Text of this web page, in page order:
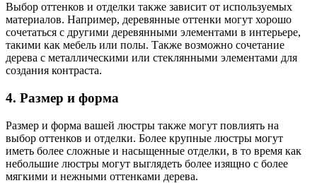
Выбор оттенков и отделки также зависит от используемых
материалов. Например, деревянные оттенки могут хорошо
сочетаться с другими деревянными элементами в интерьере,
такими как мебель или полы. Также возможно сочетание
дерева с металлическими или стеклянными элементами для
создания контраста.
4. Размер и форма
Размер и форма вашей люстры также могут повлиять на
выбор оттенков и отделки. Более крупные люстры могут
иметь более сложные и насыщенные отделки, в то время как
небольшие люстры могут выглядеть более изящно с более
мягкими и нежными оттенками дерева.